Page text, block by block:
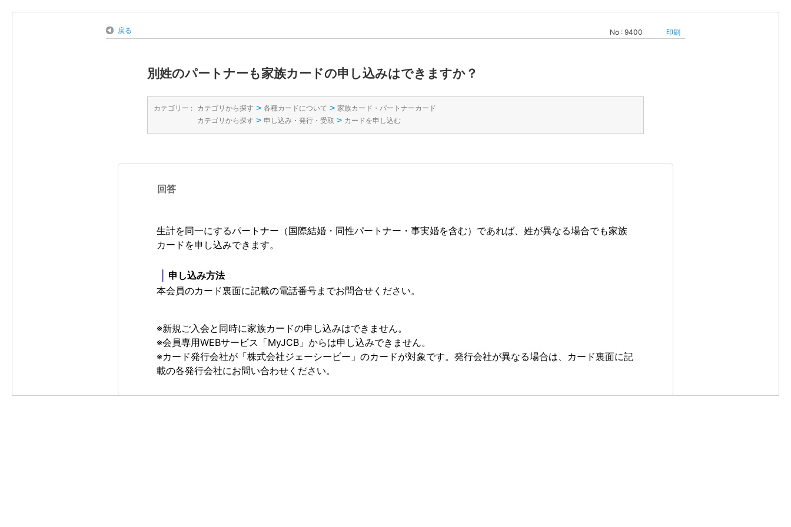
戻る No : 9400 印刷
別姓のパートナーも家族カードの申し込みはできますか？
カテゴリー : カテゴリから探す > 各種カードについて > 家族カード・パートナーカード
カテゴリから探す > 申し込み・発行・受取 > カードを申し込む
回答
生計を同一にするパートナー（国際結婚・同性パートナー・事実婚を含む）であれば、姓が異なる場合でも家族
カードを申し込みできます。
｜ 申し込み方法
本会員のカード裏面に記載の電話番号までお問合せください。
※新規ご入会と同時に家族カードの申し込みはできません。
※会員専用WEBサービス「MyJCB」からは申し込みできません。
※カード発行会社が「株式会社ジェーシービー」のカードが対象です。発行会社が異なる場合は、カード裏面に記
載の各発行会社にお問い合わせください。